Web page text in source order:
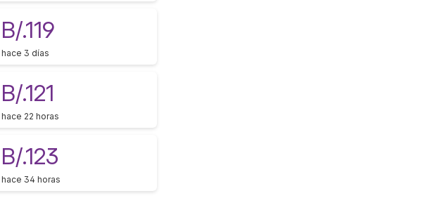
B/.119
hace 3 días
B/.121
hace 22 horas
B/.123
hace 34 horas